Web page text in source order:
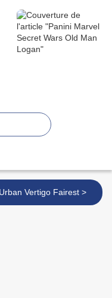
Urban Vertigo Fairest >